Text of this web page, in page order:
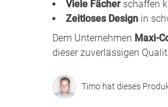
Viele Fächer schaffen
Zeitloses Design in
Dem Unternehmen Maxi-
dieser zuverlässigen
Timo hat dieses